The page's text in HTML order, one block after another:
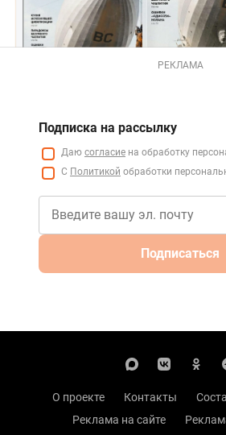
РЕКЛАМА
Подписка на рассылку
Даю согласие на обработку
С Политикой обработки
Подписаться
О проекте Контакты
Реклама на сайте